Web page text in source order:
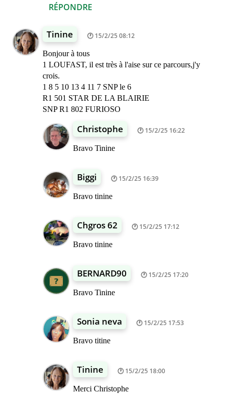
RÉPONDRE
Tinine 15/2/25 08:12
Bonjour à tous
1 LOUFAST, il est très à l'aise sur ce parcours,j'y
crois.
1 8 5 10 13 4 11 7 SNP le 6
R1 501 STAR DE LA BLAIRIE
SNP R1 802 FURIOSO
Christophe 15/2/25 16:22
Bravo Tinine
Biggi 15/2/25 16:39
Bravo tinine
Chgros 62 15/2/25 17:12
Bravo tinine
BERNARD90 15/2/25 17:20
Bravo Tinine
Sonia neva 15/2/25 17:53
Bravo titine
Tinine 15/2/25 18:00
Merci Christophe